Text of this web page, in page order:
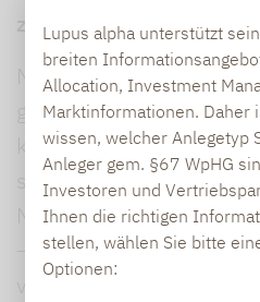
Lupus alpha unterstützt
breiten
Allocation, Investment
Marktinformationen. Daher
wissen, welcher Anlegetyp
Anleger gem. §67 WpHG
Investoren und
Ihnen die richtigen
stellen, wählen Sie bitte
Optionen:
zu
Mit KI können
genannte Deepfakes,
kaum von der
sind. Sie können dazu
Menschen zu
– zum Beispiel in
verbreiten oder gezielt